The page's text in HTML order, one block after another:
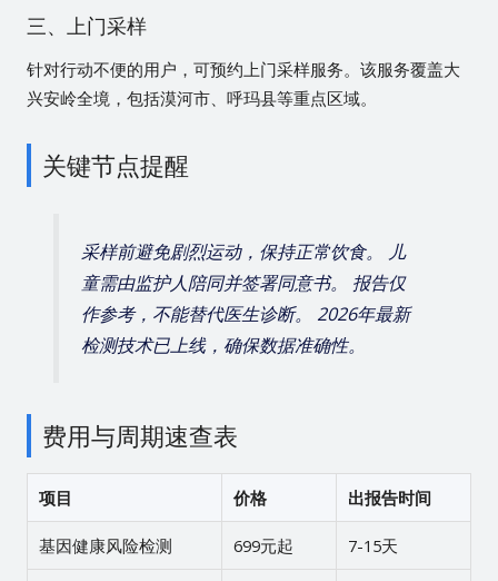
三、上门采样
针对行动不便的用户，可预约上门采样服务。该服务覆盖大
兴安岭全境，包括漠河市、呼玛县等重点区域。
关键节点提醒
采样前避免剧烈运动，保持正常饮食。 儿
童需由监护人陪同并签署同意书。 报告仅
作参考，不能替代医生诊断。 2026年最新
检测技术已上线，确保数据准确性。
费用与周期速查表
项目 价格 出报告时间
基因健康风险检测 699元起 7-15天